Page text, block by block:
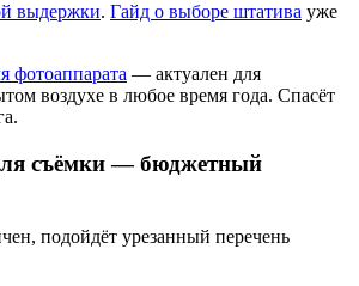
выдержки. Гайд о выборе штатива уже
фотоаппарата — актуален для
воздухе в любое время года. Спасёт
съёмки — бюджетный
подойдёт урезанный перечень